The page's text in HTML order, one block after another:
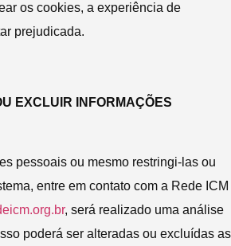
os cookies, a experiência de
prejudicada.
EXCLUIR INFORMAÇÕES
pessoais ou mesmo restringi-las ou
entre em contato com a Rede ICM
, será realizado uma análise
poderá ser alteradas ou excluídas as